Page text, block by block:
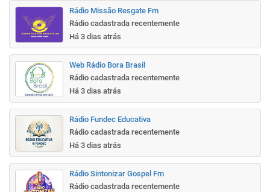
Rádio Missão Resgate Fm
Rádio cadastrada recentemente
Há 3 dias atrás
Web Rádio Bora Brasil
Rádio cadastrada recentemente
Há 3 dias atrás
Rádio Fundec Educativa
Rádio cadastrada recentemente
Há 3 dias atrás
Rádio Sintonizar Gospel Fm
Rádio cadastrada recentemente